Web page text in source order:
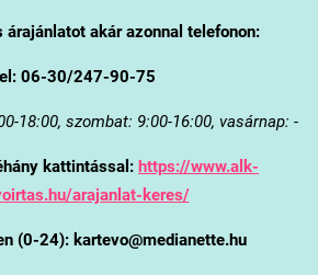
árajánlatot akár azonnal telefonon:
06-30/247-90-75
18:00, szombat: 9:00-16:00, vasárnap: -
kattintással: https://www.alk-
arajanlat-keres/
(0-24): kartevo@medianette.hu